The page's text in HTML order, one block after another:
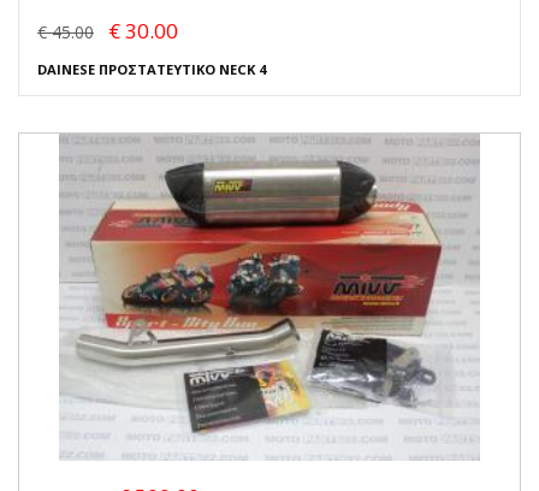
€ 45.00 € 30.00
DAINESE ΠΡΟΣΤΑΤΕΥΤΙΚΟ NECK 4